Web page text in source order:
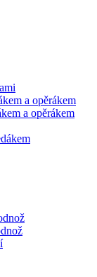
a opěrákem
a opěrákem